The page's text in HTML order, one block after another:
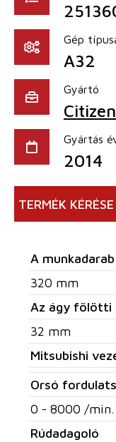
Gép
A32
Gyártó
Citizen
Gyártás
2014
TERMÉK KÉRÉSE
A
320 mm
Az ágy fölötti
32 mm
Mitsubishi
Orsó
0 - 8000 /min.
Rúdadagoló